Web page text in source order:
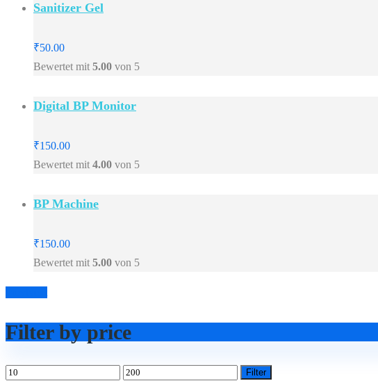
Sanitizer Gel
₹50.00
Bewertet mit 5.00 von 5
Digital BP Monitor
₹150.00
Bewertet mit 4.00 von 5
BP Machine
₹150.00
Bewertet mit 5.00 von 5
Filter by price
Filter